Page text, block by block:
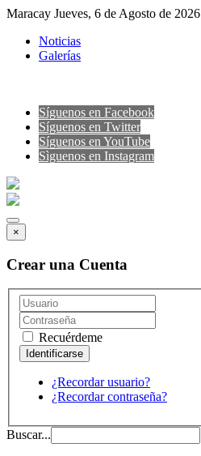
Maracay Jueves, 6 de Agosto de 2026
Noticias
Galerías
Síguenos en Facebook
Síguenos en Twitter
Síguenos en YouTube
Sìguenos en Instagram
×
Crear una Cuenta
Recuérdeme
¿Recordar usuario?
¿Recordar contraseña?
Buscar...